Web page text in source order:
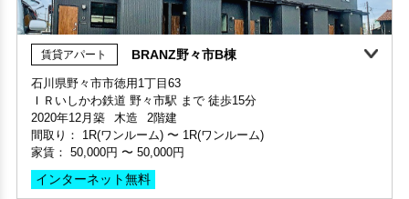
敷金・礼金ゼロ
家賃 24,000円・共益費 3,000円
階数 1階
間取り 1K・専有面積 19.44㎡
敷金 - ・礼金 -
保証人不要・代行 インターネット無料
部屋号数 C103号室
家賃 61,000円・共益費 4,000円
階数 1階
間取り 1R(ワンルーム)・専有面積 36.33㎡
敷金 2ヶ月 ・礼金 -
保証人不要・代行 インターネット無料
賃貸アパート BRANZ野々市B棟
石川県野々市市徳用1丁目63
ＩＲいしかわ鉄道 野々市駅 まで 徒歩15分
間取り：1R(ワンルーム) 〜
家賃：50,000円 〜 50,000円
インターネット無料